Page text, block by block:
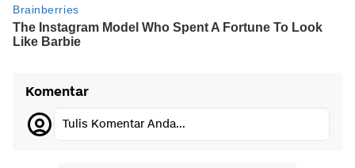
Komentar
Tulis Komentar Anda...